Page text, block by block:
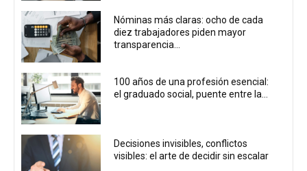
Nóminas más claras: ocho de cada
diez trabajadores piden mayor
transparencia...
100 años de una profesión esencial:
el graduado social, puente entre la...
Decisiones invisibles, conflictos
visibles: el arte de decidir sin escalar